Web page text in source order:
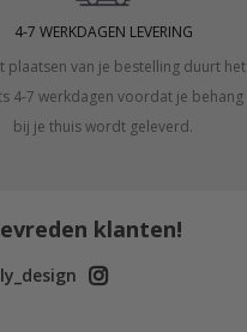
4-7 WERKDAGEN LEVERING
plaatsen van je bestelling duurt het
4-7 werkdagen voordat je behang
bij je thuis wordt geleverd.
klanten!